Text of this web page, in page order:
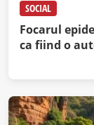
SOCIAL
Focarul
ca fiind o